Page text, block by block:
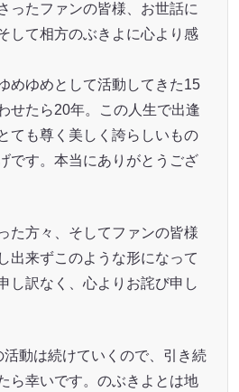
ったファンの皆様、お世話に
して相方のぶきよに心より感
めゆめとして活動してきた15
せたら20年。この人生で出逢
ても尊く美しく誇らしいもの
です。本当にありがとうござ
た方々、そしてファンの皆様
出来ずこのような形になって
し訳なく、心よりお詫び申し
動は続けていくので、引き続
ら幸いです。のぶきよとは地